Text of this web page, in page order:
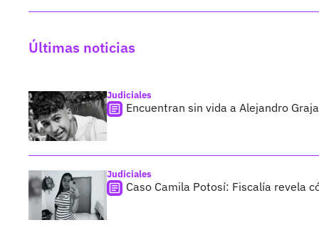
Últimas noticias
Judiciales
Encuentran sin vida a Alejandro
Judiciales
Caso Camila Potosí: Fiscalía revela